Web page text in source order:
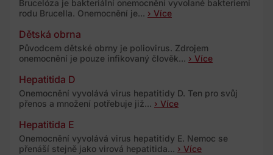
Brucelóza je bakteriální onemocnění vyvolané bakteriemi
rodu Brucella. Onemocnění je... › Více
Dětská obrna
Původcem dětské obrny je poliovirus. Zdrojem
onemocnění je pouze infikovaný člověk... › Více
Hepatitida D
Onemocnění vyvolává virus hepatitidy D. Ten pro svůj
přenos a množení potřebuje již... › Více
Hepatitida E
Onemocnění vyvolává virus hepatitidy E. Nemoc se
přenáší stejně jako virová hepatitida... › Více